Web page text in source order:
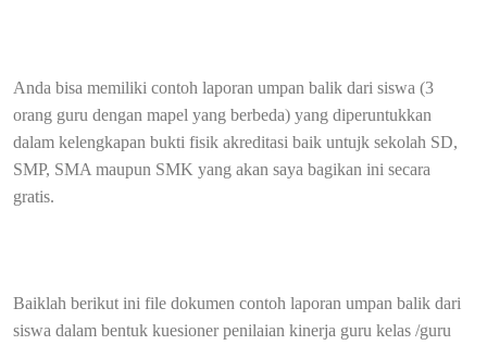
Anda bisa memiliki contoh laporan umpan balik dari siswa (3
orang guru dengan mapel yang berbeda) yang diperuntukkan
dalam kelengkapan bukti fisik akreditasi baik untujk sekolah SD,
SMP, SMA maupun SMK yang akan saya bagikan ini secara
gratis.
Baiklah berikut ini file dokumen contoh laporan umpan balik dari
siswa dalam bentuk kuesioner penilaian kinerja guru kelas /guru